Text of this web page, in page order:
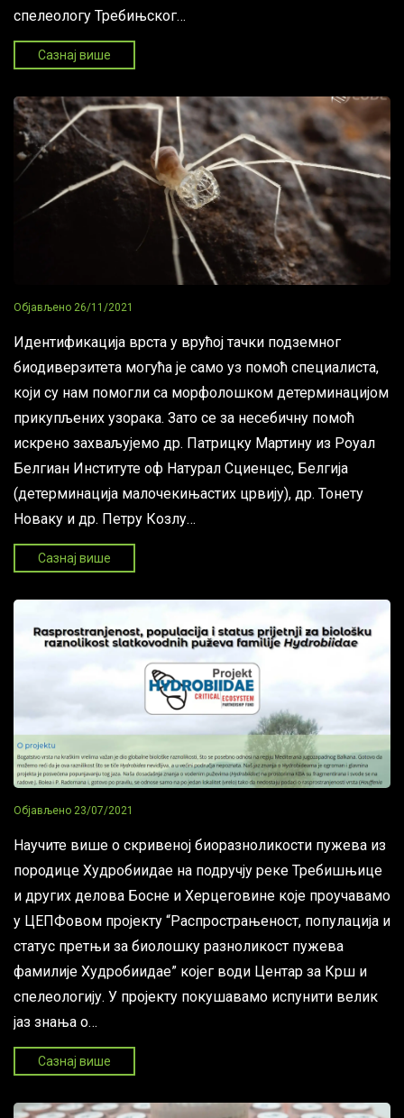
спелеологу Требињског…
Сазнај више
Објављено 26/11/2021
Идентификација врста у врућој тачки подземног
биодиверзитета могућа је само уз помоћ специалиста,
који су нам помогли са морфолошком детерминацијом
прикупљених узорака. Зато се за несебичну помоћ
искрено захваљујемо др. Патрицку Мартину из Роyал
Белгиан Институте оф Натурал Сциенцес, Белгија
(детерминација малочекињастих црвију), др. Тонету
Новаку и др. Петру Козлу…
Сазнај више
Објављено 23/07/2021
Научите више о скривеној биоразноликости пужева из
породице Хyдробиидае на подручју реке Требишњице
и других делова Босне и Херцеговине које проучавамо
у ЦЕПФовом пројекту “Распрострањеност, популација и
статус претњи за биолошку разноликост пужева
фамилије Хyдробиидае” којег води Центар за Крш и
спелеологију. У пројекту покушавамо испунити велик
јаз знања о…
Сазнај више